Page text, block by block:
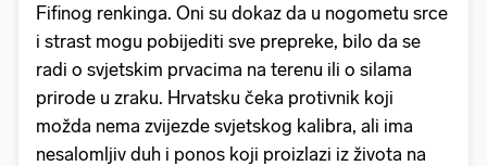
Fifinog renkinga. Oni su dokaz da u nogometu srce
i strast mogu pobijediti sve prepreke, bilo da se
radi o svjetskim prvacima na terenu ili o silama
prirode u zraku. Hrvatsku čeka protivnik koji
možda nema zvijezde svjetskog kalibra, ali ima
nesalomljiv duh i ponos koji proizlazi iz života na